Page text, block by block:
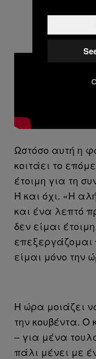
Ωστόσο αυτή η
κοιτάει το
έτοιμη για τη
Ή και όχι. «Η
και ένα λεπτό
δεν είμαι
είμαι μόνο την
Η ώρα μοιάζει
την κουβέντα. Ο
– για μένα
πάλι μένει με